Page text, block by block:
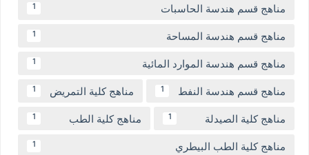
مناهج قسم هندسة الحاسبات 1
مناهج قسم هندسة المساحة 1
مناهج قسم هندسة الموارد المائية 1
مناهج قسم هندسة النفط 1 مناهج كلية التمريض 1
مناهج كلية الصيدلة 1 مناهج كلية الطب 1
مناهج كلية الطب البيطري 1